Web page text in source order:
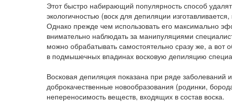
Этот быстро набирающий популярность способ
экологичностью (воск для депиляции
Однако прежде чем использовать его максимально
внимательно наблюдать за манипуляциями
можно обрабатывать самостоятельно сразу же, а
в подмышечных впадинах восковую депиляцию
Восковая депиляция показана при ряде
доброкачественные новообразования (родинки,
непереносимость веществ, входящих в состав воска.